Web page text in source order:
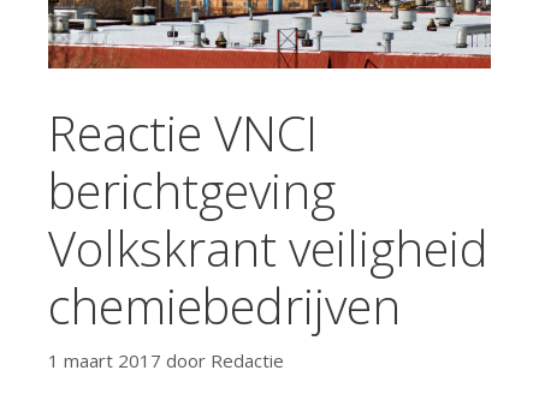
Reactie VNCI
berichtgeving
Volkskrant veiligheid
chemiebedrijven
1 maart 2017 door Redactie